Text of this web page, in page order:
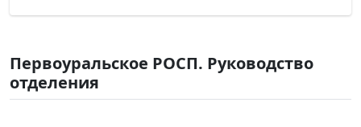
Первоуральское РОСП. Руководство
отделения